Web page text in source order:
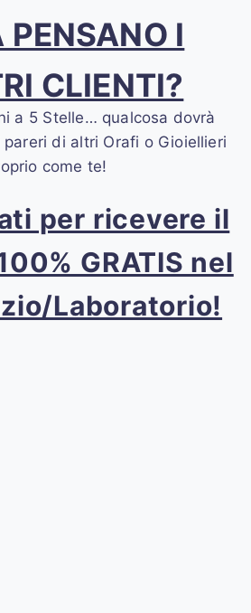
PENSANO I
CLIENTI?
a 5 Stelle… qualcosa dovrà
di altri Orafi o Gioiellieri
come te!
per ricevere il
GRATIS nel
Laboratorio!